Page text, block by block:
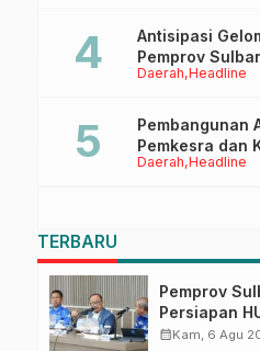
Daerah Headline
Antisipasi
Pemprov
Ruang Digital
Daerah Headline
Pembangunan
Pemkesra dan
Sulbar Tinjau
TERBARU
Pemprov
Persiapan
Upacara di
calendar_monthKam, 6 Agu